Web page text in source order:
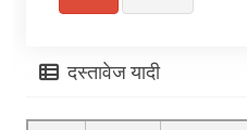
दस्तावेज यादी